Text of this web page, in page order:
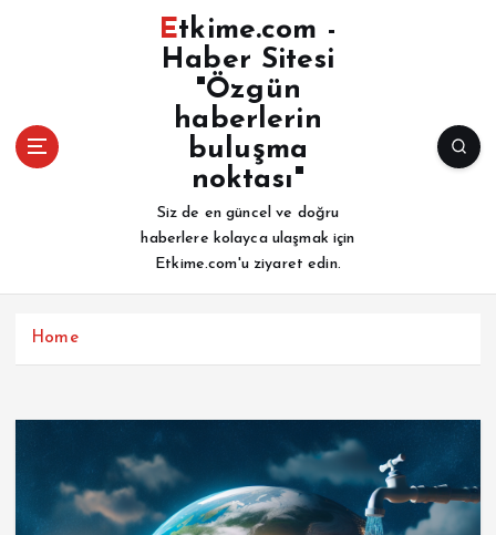
Etkime.com -
Haber Sitesi
"Özgün
haberlerin
buluşma
noktası"
Siz de en güncel ve doğru
haberlere kolayca ulaşmak için
Etkime.com'u ziyaret edin.
Home